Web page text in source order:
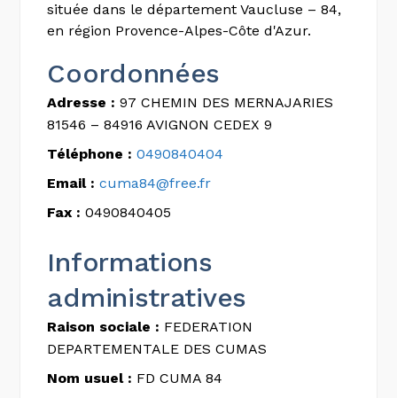
située dans le département Vaucluse – 84,
en région Provence-Alpes-Côte d'Azur.
Coordonnées
Adresse : 97 CHEMIN DES MERNAJARIES
81546 – 84916 AVIGNON CEDEX 9
Téléphone : 0490840404
Email : cuma84@free.fr
Fax : 0490840405
Informations
administratives
Raison sociale : FEDERATION
DEPARTEMENTALE DES CUMAS
Nom usuel : FD CUMA 84